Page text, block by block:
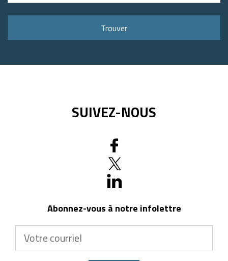
Trouver
SUIVEZ-NOUS
Abonnez-vous à notre infolettre